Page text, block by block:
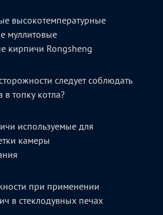
высокотемпературные
муллитовые
кирпичи Rongsheng
следует соблюдать
в топку котла?
используемые для
камеры
при применении
в стеклодувных печах